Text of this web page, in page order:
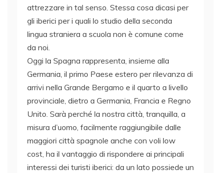
attrezzare in tal senso. Stessa cosa dicasi per
gli iberici per i quali lo studio della seconda
lingua straniera a scuola non è comune come
da noi.
Oggi la Spagna rappresenta, insieme alla
Germania, il primo Paese estero per rilevanza di
arrivi nella Grande Bergamo e il quarto a livello
provinciale, dietro a Germania, Francia e Regno
Unito. Sarà perché la nostra città, tranquilla, a
misura d’uomo, facilmente raggiungibile dalle
maggiori città spagnole anche con voli low
cost, ha il vantaggio di rispondere ai principali
interessi dei turisti iberici: da un lato possiede un